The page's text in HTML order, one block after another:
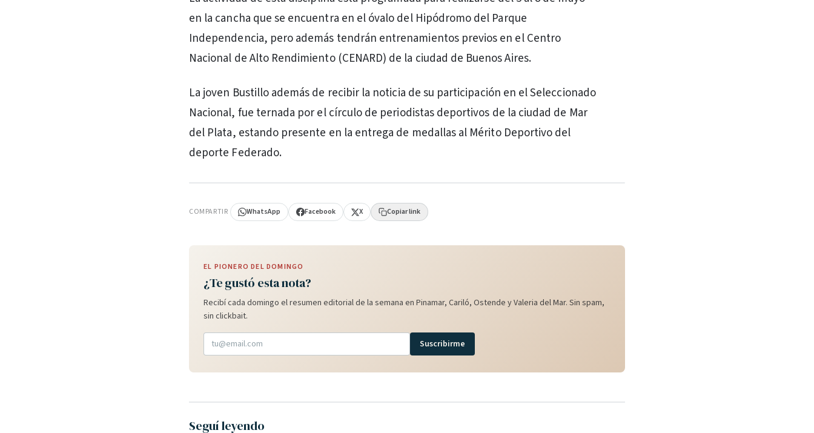
en la cancha que se encuentra en el óvalo del Hipódromo del Parque
Independencia, pero además tendrán entrenamientos previos en el Centro
Nacional de Alto Rendimiento (CENARD) de la ciudad de Buenos Aires.
La joven Bustillo además de recibir la noticia de su participación en el Seleccionado
Nacional, fue ternada por el círculo de periodistas deportivos de la ciudad de Mar
del Plata, estando presente en la entrega de medallas al Mérito Deportivo del
deporte Federado.
COMPARTIR WhatsApp Facebook X Copiar link
EL PIONERO DEL DOMINGO
¿Te gustó esta nota?
Recibí cada domingo el resumen editorial de la semana en Pinamar, Cariló, Ostende y Valeria del Mar. Sin spam,
sin clickbait.
Suscribirme
Seguí leyendo